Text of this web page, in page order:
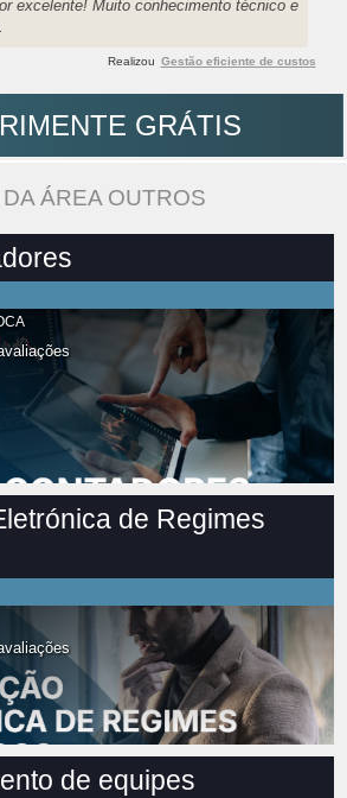
excelente! Muito conhecimento técnico e
Realizou Gestão eficiente de custos
GRÁTIS
ÁREA OUTROS
de Regimes
de equipes